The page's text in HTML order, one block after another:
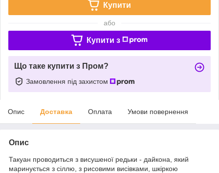
Купити
або
Купити з
Що таке купити з Пром?
Замовлення під захистом
Опис Доставка Оплата Умови повернення
Опис
Такуан проводиться з висушеної редьки - дайкона, який
маринується з сіллю, з рисовими висівками, шкіркою